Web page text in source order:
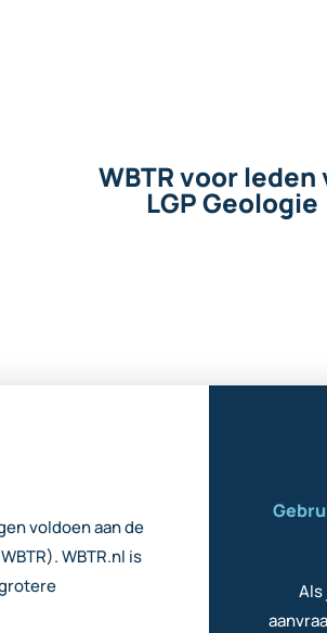
WBTR voor leden
LGP Geologie
voldoen aan de
WBTR.nl is
Als